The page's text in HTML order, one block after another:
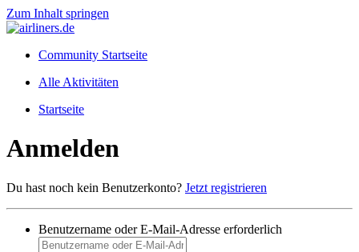
Zum Inhalt springen
Community Startseite
Alle Aktivitäten
Startseite
Anmelden
Du hast noch kein Benutzerkonto? Jetzt registrieren
Benutzername oder E-Mail-Adresse erforderlich